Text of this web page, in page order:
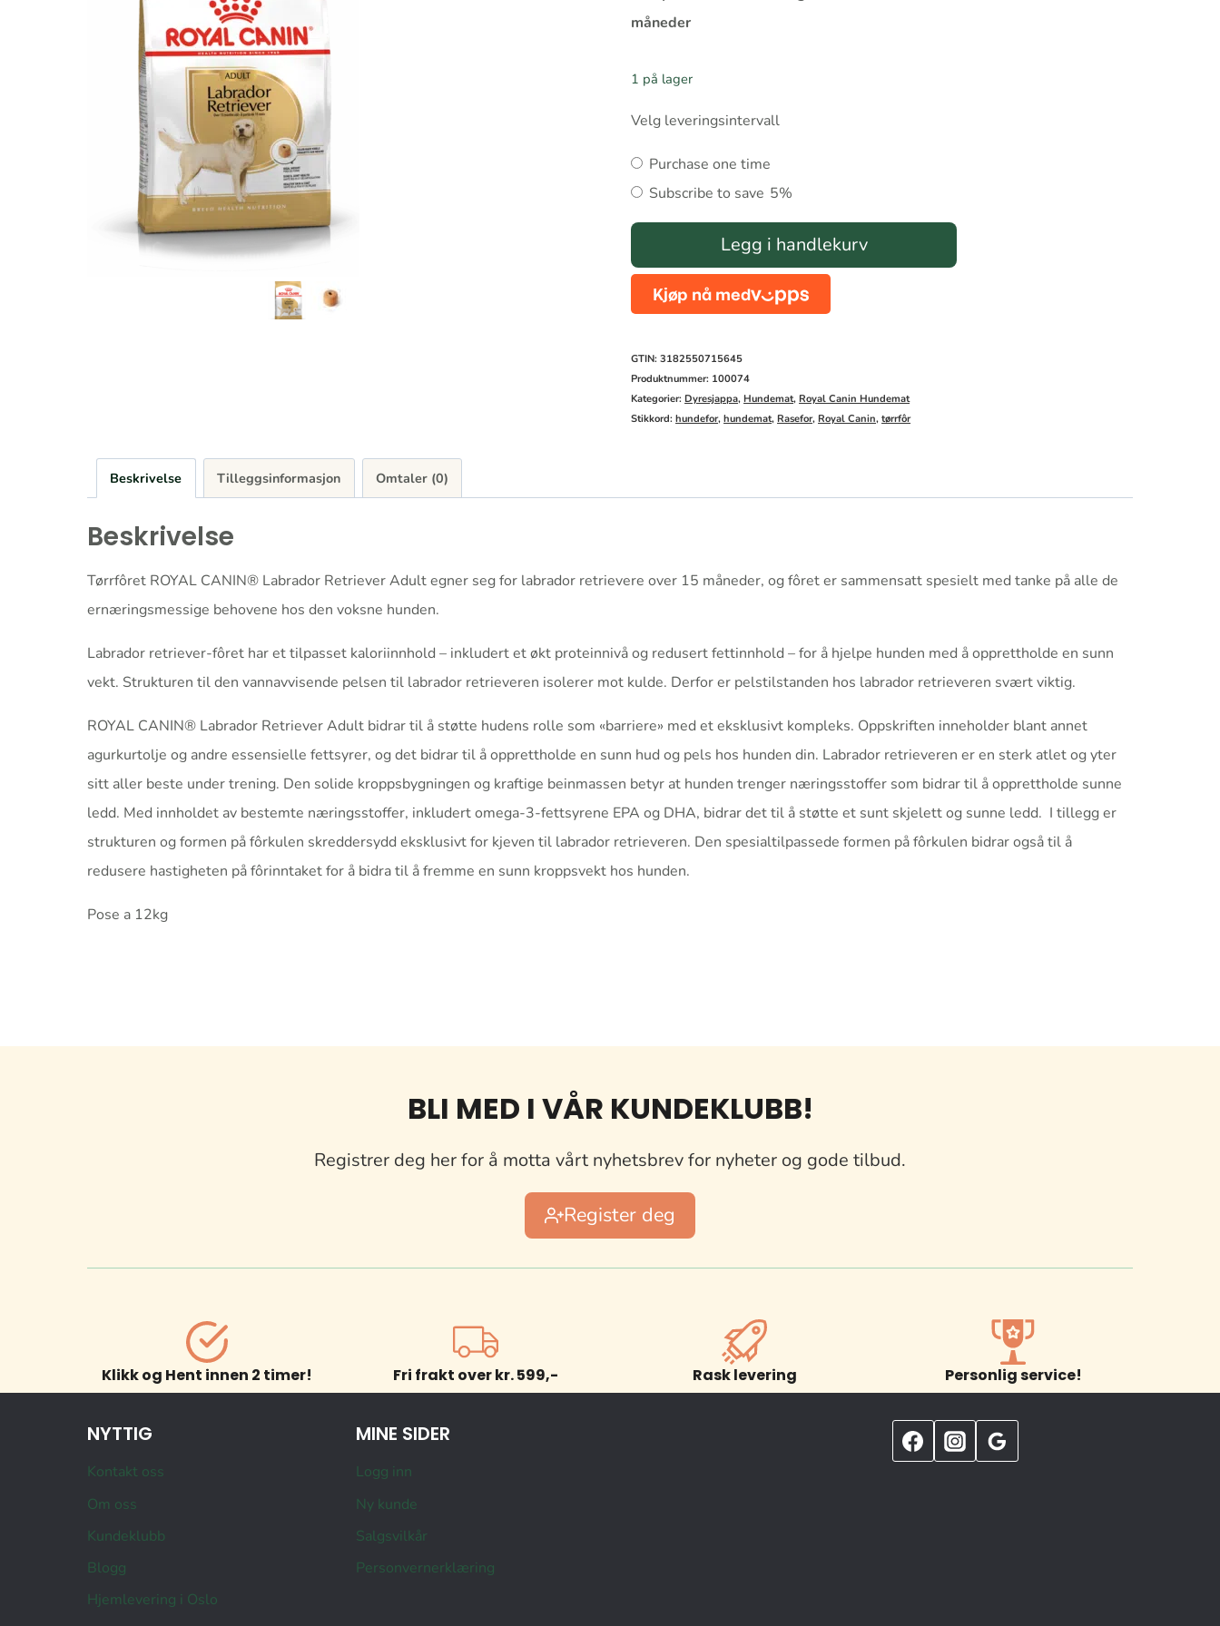
måneder
1 på lager
Velg leveringsintervall
Choose
purchase
type
Purchase one time
Subscribe to save 5%
Canin
Labrador
Adult
antall
Legg i handlekurv
GTIN: 3182550715645
Produktnummer: 100074
Kategorier:Dyresjappa,Hundemat,Royal Canin Hundemat
Stikkord:hundefor,hundemat,Rasefor,Royal Canin,tørrfôr
Beskrivelse Tilleggsinformasjon Omtaler (0)
Beskrivelse
Tørrfôret ROYAL CANIN® Labrador Retriever Adult egner seg for labrador retrievere over 15 måneder, og fôret er sammensatt spesielt med tanke på alle de
ernæringsmessige behovene hos den voksne hunden.
Labrador retriever-fôret har et tilpasset kaloriinnhold – inkludert et økt proteinnivå og redusert fettinnhold – for å hjelpe hunden med å opprettholde en sunn
vekt. Strukturen til den vannavvisende pelsen til labrador retrieveren isolerer mot kulde. Derfor er pelstilstanden hos labrador retrieveren svært viktig.
ROYAL CANIN® Labrador Retriever Adult bidrar til å støtte hudens rolle som «barriere» med et eksklusivt kompleks. Oppskriften inneholder blant annet
agurkurtolje og andre essensielle fettsyrer, og det bidrar til å opprettholde en sunn hud og pels hos hunden din. Labrador retrieveren er en sterk atlet og yter
sitt aller beste under trening. Den solide kroppsbygningen og kraftige beinmassen betyr at hunden trenger næringsstoffer som bidrar til å opprettholde sunne
ledd. Med innholdet av bestemte næringsstoffer, inkludert omega-3-fettsyrene EPA og DHA, bidrar det til å støtte et sunt skjelett og sunne ledd. I tillegg er
strukturen og formen på fôrkulen skreddersydd eksklusivt for kjeven til labrador retrieveren. Den spesialtilpassede formen på fôrkulen bidrar også til å
redusere hastigheten på fôrinntaket for å bidra til å fremme en sunn kroppsvekt hos hunden.
Pose a 12kg
BLI MED I VÅR KUNDEKLUBB!
Registrer deg her for å motta vårt nyhetsbrev for nyheter og gode tilbud.
Register deg
Klikk og Hent innen 2 timer! Fri frakt over kr. 599,- Rask levering Personlig service!
NYTTIG
Kontakt oss
Om oss
Kundeklubb
Blogg
Hjemlevering i Oslo
MINE SIDER
Logg inn
Ny kunde
Salgsvilkår
Personvernerklæring